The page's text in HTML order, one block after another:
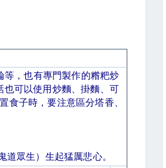
等，也有專門製作的糌粑炒
也可以使用炒麵、掛麵、可
食子時，要注意區分塔香、
眾生）生起猛厲悲心。